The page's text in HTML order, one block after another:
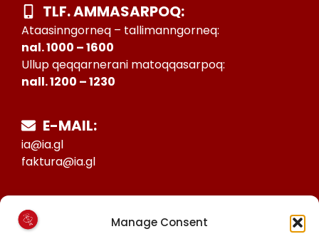
Manage Consent
TLF. AMMASARPOQ:
Ataasinngorneq – tallimanngorneq:
nal. 1000 – 1600
Ullup qeqqarnerani matoqqasarpoq:
nall. 1200 – 1230
E-MAIL:
ia@ia.gl
faktura@ia.gl
25027388